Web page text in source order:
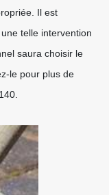
Il est
telle intervention
saura choisir le
le pour plus de